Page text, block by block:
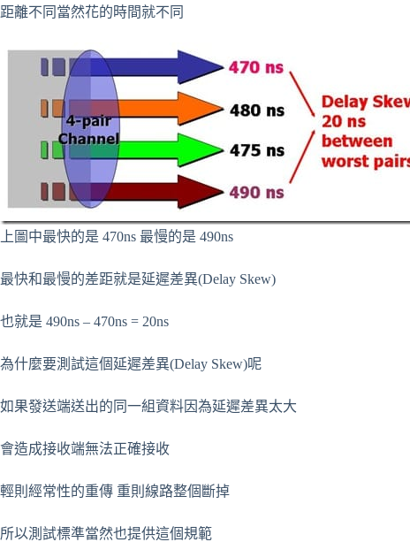
距離不同當然花的時間就不同
上圖中最快的是 470ns 最慢的是 490ns
最快和最慢的差距就是延遲差異(Delay Skew)
也就是 490ns – 470ns = 20ns
為什麼要測試這個延遲差異(Delay Skew)呢
如果發送端送出的同一組資料因為延遲差異太大
會造成接收端無法正確接收
輕則經常性的重傳 重則線路整個斷掉
所以測試標準當然也提供這個規範